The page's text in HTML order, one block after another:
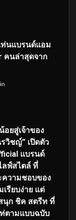
นแบรนด์แอม
คนล่าสุดจาก
อยสู่เจ้าของ
วิชญ์” เปิดตัว
แบรนด์
ลฟ์สไตล์ ที่
วามชอบของ
เรียบง่าย แต่
นุก ชิค สตรีท ที่
ตามแบบฉบับ